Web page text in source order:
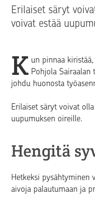
Erilaiset säryt
voivat estää
K un pinnaa
Pohjola
johdu huonosta
Erilaiset säryt voivat
uupumuksen oireille.
Hengitä
Hetkeksi pysähtyminen
aivoja palautumaan ja